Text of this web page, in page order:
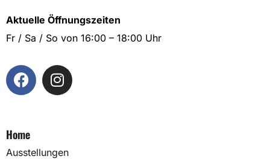
Aktuelle Öffnungszeiten
Fr / Sa / So von 16:00 – 18:00 Uhr
Home
Ausstellungen